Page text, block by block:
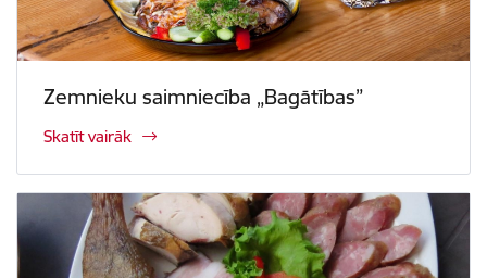
Zemnieku saimniecība „Bagātības”
Skatīt vairāk